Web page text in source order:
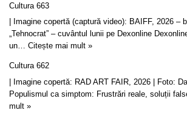
Cultura 663
| Imagine copertă (captură video): BAIFF, 2026 –
„Tehnocrat” – cuvântul lunii pe Dexonline
un… Citește mai mult »
Cultura 662
| Imagine copertă: RAD ART FAIR, 2026 | Foto:
Populismul ca simptom: Frustrări reale, soluții
mult »